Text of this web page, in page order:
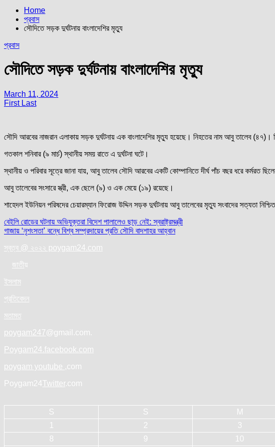
Home
প্রবাস
সৌদিতে সড়ক দুর্ঘটনায় বাংলাদেশির মৃত্যু
প্রবাস
সৌদিতে সড়ক দুর্ঘটনায় বাংলাদেশির মৃত্যু
March 11, 2024
First Last
সৌদি আরবের নাজরান এলাকায় সড়ক দুর্ঘটনায় এক বাংলাদেশির মৃত্যু হয়েছে। নিহতের নাম আবু তালেব (৪৭)।
গতকাল শনিবার (৯ মার্চ) স্থানীয় সময় রাতে এ দুর্ঘটনা ঘটে।
স্থানীয় ও পরিবার সূত্রে জানা যায়, আবু তালেব সৌদি আরবের একটি কোম্পানিতে দীর্ঘ পাঁচ বছর ধরে কর্মরত
আবু তালেবের সংসারে স্ত্রী, এক ছেলে (৯) ও এক মেয়ে (১৯) রয়েছে।
শাহেদল ইউনিয়ন পরিষদের চেয়ারম্যান ফিরোজ উদ্দিন সড়ক দুর্ঘটনায় আবু তালেবের মৃত্যু সংবাদের সত্যতা
Post
navigation
বেইলি রোডের ঘটনায় অভিযুক্তরা বিদেশ পালালেও ছাড় নেই: স্বরাষ্ট্রমন্ত্রী
গাজায় ‘নৃশংসতা’ বন্ধে বিশ্ব সম্প্রদায়ের প্রতি সৌদি বাদশাহর আহ্বান
স্বত্ব @ ২০২২ poygam24.com
জাতীয়
ইসলাম
প্রতিবেদন
মতামত
poygam247@gmail.com.
Poygam24.facebook.com
poygam youtube ,com
Poygam24Twitter.com
S
S M
1
2 3
8
9 10